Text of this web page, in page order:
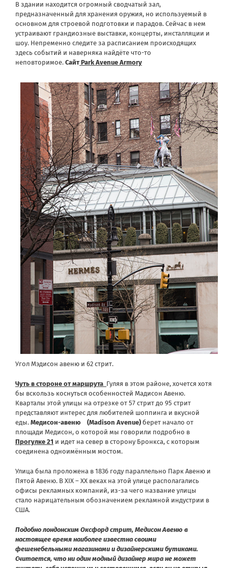
В здании находится огромный сводчатый зал,
предназначенный для хранения оружия, но используемый в
основном для строевой подготовки и парадов. Сейчас в нем
устраивают грандиозные выставки, концерты, инсталляции и
шоу. Непременно следите за расписанием происходящих
здесь событий и наверняка найдёте что-то
неповторимое. СайтPark Avenue Armory
Угол Мэдисон авеню и 62 стрит.
Чуть в стороне от маршрута Гуляя в этом районе, хочется хотя
бы вскользь коснуться особенностей Мадисон Авеню.
Кварталы этой улицы на отрезке от 57 стрит до 95 стрит
представляют интерес для любителей шоппинга и вкусной
еды. Медисон-авеню (Madison Avenue) берет начало от
площади Медисон, о которой мы говорили подробно в
Прогулке 21 и идет на север в сторону Бронкса, с которым
соединена одноимённым мостом.
Улица была проложена в 1836 году параллельно Парк Авеню и
Пятой Авеню. В XIX – XX веках на этой улице располагались
офисы рекламных компаний, из-за чего название улицы
стало нарицательным обозначением рекламной индустрии в
США.
Подобно лондонским Оксфорд стрит, Медисон Авеню в
настоящее время наиболее известна своими
фешенебельными магазинами и дизайнерскими бутиками.
Считается, что ни один модный дизайнер мира не может